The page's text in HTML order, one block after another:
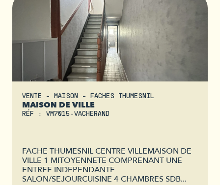
VENTE - MAISON - FACHES THUMESNIL
MAISON DE VILLE
RÉF : VM7015-VACHERAND
FACHE THUMESNIL CENTRE VILLEMAISON DE
VILLE 1 MITOYENNETE COMPRENANT UNE
ENTREE INDEPENDANTE
SALON/SEJOURCUISINE 4 CHAMBRES SDB...